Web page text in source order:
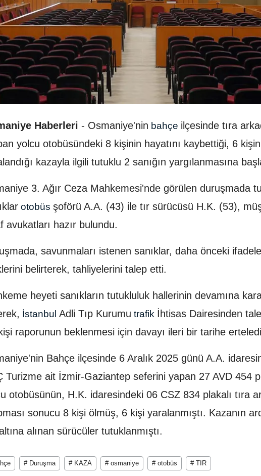
Haberleri - Osmaniye'nin bahçe ilçesinde tıra
yolcu otobüsündeki 8 kişinin hayatını kaybettiği, 6
kazayla ilgili tutuklu 2 sanığın yargılanmasına
3. Ağır Ceza Mahkemesi'nde görülen duruşmada
otobüs şoförü A.A. (43) ile tır sürücüsü H.K. (53),
avukatları hazır bulundu.
savunmaları istenen sanıklar, daha önceki
belirterek, tahliyelerini talep etti.
heyeti sanıkların tutukluluk hallerinin devamına
İstanbul Adli Tıp Kurumu trafik İhtisas Dairesinden
raporunun beklenmesi için davayı ileri bir tarihe
Bahçe ilçesinde 6 Aralık 2025 günü A.A.
Turizme ait İzmir-Gaziantep seferini yapan 27 AVD 454
otobüsünün, H.K. idaresindeki 06 CSZ 834 plakalı tıra
sonucu 8 kişi ölmüş, 6 kişi yaralanmıştı. Kazanın
alınan sürücüler tutuklanmıştı.
# Duruşma # KAZA # osmaniye # otobüs # TIR